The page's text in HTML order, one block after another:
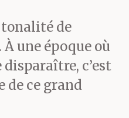
tonalité de
une époque où
c’est
de ce grand